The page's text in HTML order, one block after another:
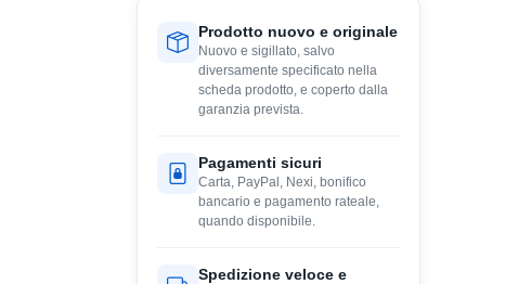
Prodotto nuovo e originale
Nuovo e sigillato, salvo
diversamente specificato nella
scheda prodotto, e coperto dalla
garanzia prevista.
Pagamenti sicuri
Carta, PayPal, Nexi, bonifico
bancario e pagamento rateale,
quando disponibile.
Spedizione veloce e